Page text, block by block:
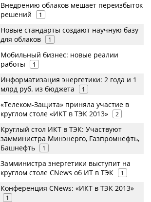
Внедрению облаков мешает переизбыток
решений
1
Новые стандарты создают научную базу
для облаков
1
Мобильный бизнес: новые реалии
работы
1
Информатизация энергетики: 2 года и 1
млрд руб. из бюджета
1
«Телеком-Защита» приняла участие в
круглом столе «ИКТ в ТЭК 2013»
2
Круглый стол ИКТ в ТЭК: Участвуют
замминистра Минэнерго, Газпромнефть,
Башнефть
1
Замминистра энергетики выступит на
круглом столе CNews об ИТ в ТЭК
1
Конференция CNews: «ИКТ в ТЭК 2013»
1